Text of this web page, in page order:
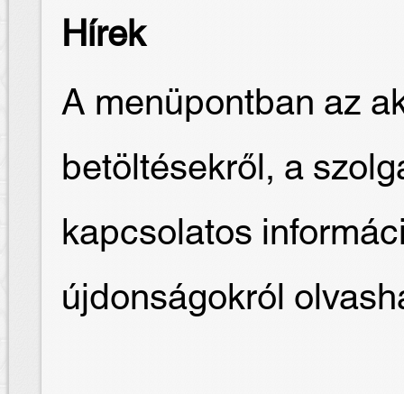
Hírek
A menüpontban az
betöltésekről, a
kapcsolatos
újdonságokról